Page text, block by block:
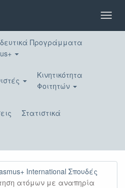
Προγράμματα
Κινητικότητα
Φοιτητών
Στατιστικά
International Σπουδές
ατόμων με αναπηρία